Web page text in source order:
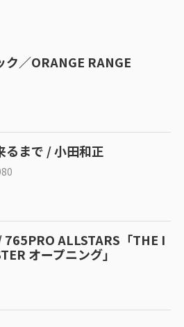
／ORANGE RANGE
るまで / 小田和正
765PRO ALLSTARS「THE I
オープニング」